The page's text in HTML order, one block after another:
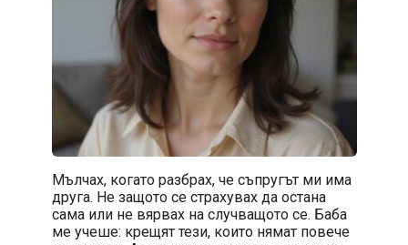
Мълчах, когато разбрах, че съпругът ми има
друга. Не защото се страхувах да остана
сама или не вярвах на случващото се. Баба
ме учеше: крещят тези, които нямат повече